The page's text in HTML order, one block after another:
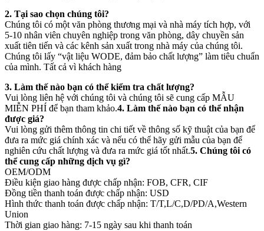
2. Tại sao chọn chúng tôi?
Chúng tôi có một văn phòng thương mại và nhà máy tích hợp, với
5-10 nhân viên chuyên nghiệp trong văn phòng, dây chuyền sản
xuất tiên tiến và các kênh sản xuất trong nhà máy của chúng tôi.
Chúng tôi lấy “vật liệu WODE, đảm bảo chất lượng” làm tiêu chuẩn
của mình. Tất cả vì khách hàng
3. Làm thế nào bạn có thể kiểm tra chất lượng?
Vui lòng liên hệ với chúng tôi và chúng tôi sẽ cung cấp MẪU
MIỄN PHÍ để bạn tham khảo.4. Làm thế nào bạn có thể nhận
được giá?
Vui lòng gửi thêm thông tin chi tiết về thông số kỹ thuật của bạn để
đưa ra mức giá chính xác và nếu có thể hãy gửi mẫu của bạn để
nghiên cứu chất lượng và đưa ra mức giá tốt nhất.5. Chúng tôi có
thể cung cấp những dịch vụ gì?
OEM/ODM
Điều kiện giao hàng được chấp nhận: FOB, CFR, CIF
Đồng tiền thanh toán được chấp nhận: USD
Hình thức thanh toán được chấp nhận: T/T,L/C,D/PD/A,Western
Union
Thời gian giao hàng: 7-15 ngày sau khi thanh toán